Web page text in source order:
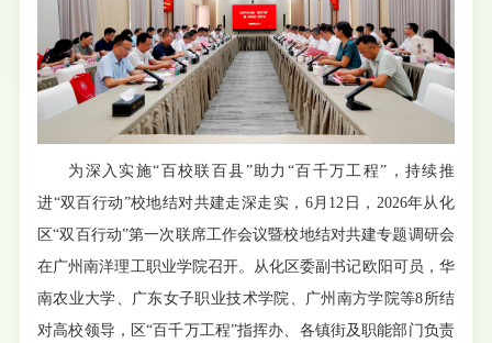
为深入实施“百校联百县”助力“百千万工程”，持续推
进“双百行动”校地结对共建走深走实，6月12日，2026年从化
区“双百行动”第一次联席工作会议暨校地结对共建专题调研会
在广州南洋理工职业学院召开。从化区委副书记欧阳可员，华
南农业大学、广东女子职业技术学院、广州南方学院等8所结
对高校领导，区“百千万工程”指挥办、各镇街及职能部门负责